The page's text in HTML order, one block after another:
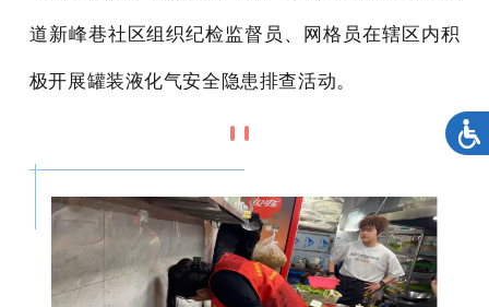
道新峰巷社区组织纪检监督员、网格员在辖区内积
极开展罐装液化气安全隐患排查活动。